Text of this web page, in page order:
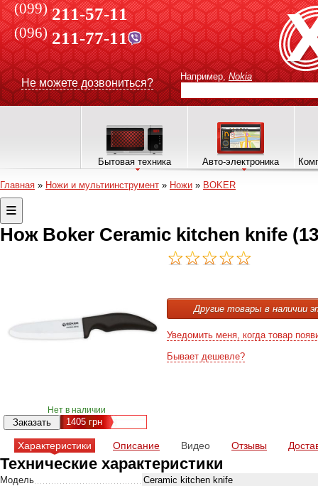
(099) 211-57-11
(096)211-77-11
Не можете дозвониться?
Например, Nokia
Бытовая техника Авто-электроника
Главная » Ножи и мультиинструмент » Ножи » BOKER
Нож Boker Ceramic kitchen knife
Нет в наличии
1405 грн
Другие товары в наличии
Уведомить меня, когда товар
Бывает дешевле?
Характеристики Описание Видео Отзывы
Технические характеристики
Модель
Ceramic kitchen knife